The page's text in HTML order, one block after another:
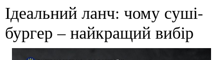
Ідеальний ланч: чому суші-
бургер – найкращий вибір